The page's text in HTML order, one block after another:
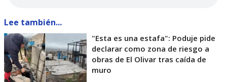
Lee también...
"Esta es una estafa": Poduje pide
declarar como zona de riesgo a
obras de El Olivar tras caída de
muro